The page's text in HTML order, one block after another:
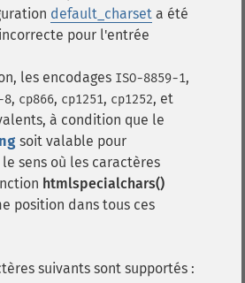
default_charset a été
pour l'entrée
les encodages ISO-8859-1,
8, cp866, cp1251, cp1252, et
à condition que le
soit valable pour
sens où les caractères
htmlspecialchars()
position dans tous ces
suivants sont supportés :